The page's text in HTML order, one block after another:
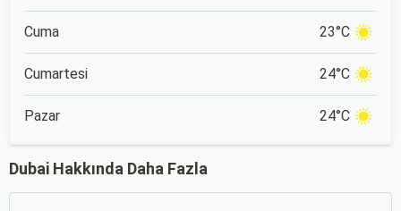
Cuma 23°C
Cumartesi 24°C
Pazar 24°C
Dubai Hakkında Daha Fazla